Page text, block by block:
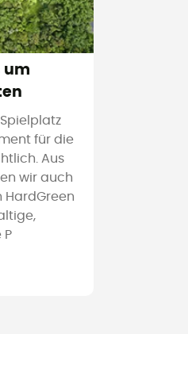
um
für die
Aus
wir auch
HardGreen
P